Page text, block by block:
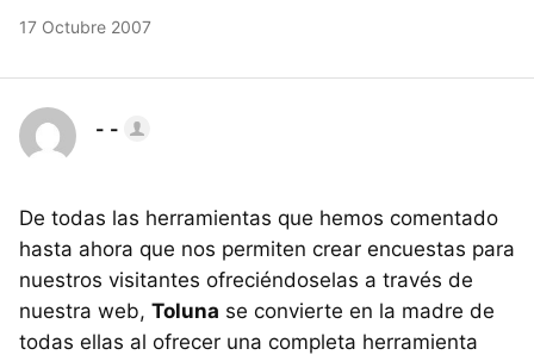
17 Octubre 2007
- -
De todas las herramientas que hemos comentado
hasta ahora que nos permiten crear encuestas para
nuestros visitantes ofreciéndoselas a través de
nuestra web, Toluna se convierte en la madre de
todas ellas al ofrecer una completa herramienta